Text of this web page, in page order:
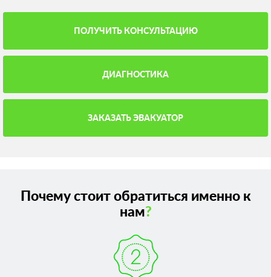
ПОЛУЧИТЬ КОНСУЛЬТАЦИЮ
ДИАГНОСТИКА
ЗАКАЗАТЬ ЭВАКУАТОР
Почему стоит обратиться именно к
нам?